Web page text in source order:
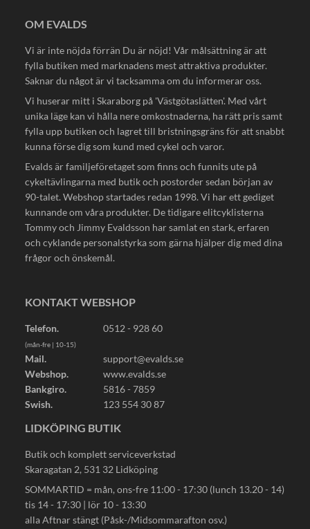
OM EVALDS
Vi är inte nöjda förrän Du är nöjd! Vår målsättning är att
fylla butiken med marknadens mest attraktiva produkter.
Saknar du något är vi tacksamma om du informerar oss.
Vi huserar mitt i Skaraborg på 'Västgötaslätten'. Med vårt
unika läge kan vi hålla nere omkostnaderna, ha rätt pris samt
fylla upp butiken och lagret till bristningsgräns för att snabbt
kunna förse dig som kund med cykel och varor.
Evalds är familjeföretaget som finns och funnits ute på
cykeltävlingarna med butik och postorder sedan början av
90-talet. Webshop startades redan 1998. Vi har ett gediget
kunnande om våra produkter. De tidigare elitcyklisterna
Tommy och Jimmy Evaldsson har samlat en stark, erfaren
och cyklande personalstyrka som gärna hjälper dig med dina
frågor och önskemål.
KONTAKT WEBSHOP
Telefon. 0512 - 928 60
(mån-fre | 10-15)
Mail.
support@evalds.se
Webshop.
www.evalds.se
Bankgiro.
5816 - 7859
Swish.
123 554 30 87
LIDKÖPING BUTIK
Butik och komplett serviceverkstad
Skaragatan 2, 531 32 Lidköping
SOMMARTID = mån, ons-fre 11:00 - 17:30 (lunch 13.20 - 14)
tis 14 - 17:30 | lör 10 - 13:30
alla Aftnar stängt (Påsk-/Midsommarafton osv.)